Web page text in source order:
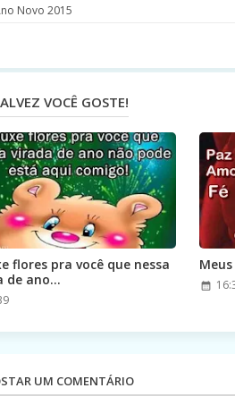
Novo 2015
VOCÊ GOSTE!
flores pra você que nessa
de ano...
UM COMENTÁRIO